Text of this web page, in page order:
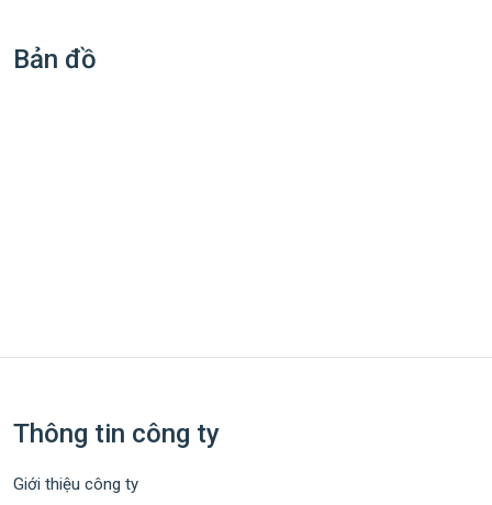
Bản đồ
Thông tin công ty
Giới thiệu công ty